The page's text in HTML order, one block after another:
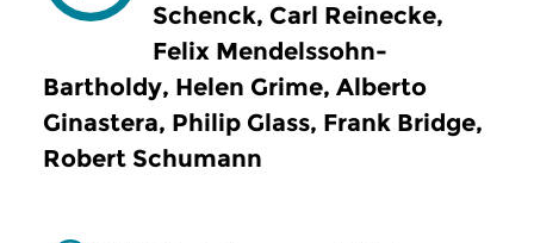
Schenck, Carl Reinecke,
Felix Mendelssohn-
Bartholdy, Helen Grime, Alberto
Ginastera, Philip Glass, Frank Bridge,
Robert Schumann